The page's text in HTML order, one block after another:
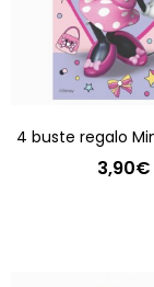
4 buste regalo
3,90€